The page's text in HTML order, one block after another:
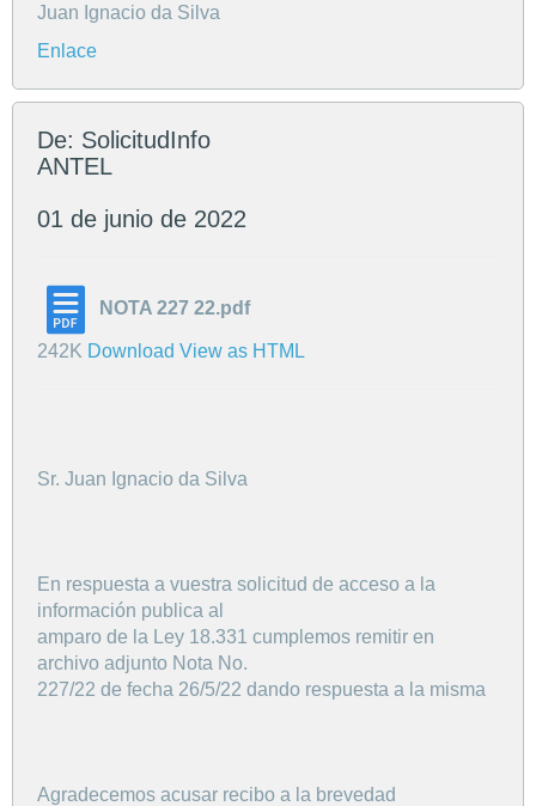
Juan Ignacio da Silva
Enlace
De: SolicitudInfo
ANTEL
01 de junio de 2022
NOTA 227 22.pdf
242K Download View as HTML
Sr. Juan Ignacio da Silva
En respuesta a vuestra solicitud de acceso a la
información publica al
amparo de la Ley 18.331 cumplemos remitir en
archivo adjunto Nota No.
227/22 de fecha 26/5/22 dando respuesta a la misma
Agradecemos acusar recibo a la brevedad